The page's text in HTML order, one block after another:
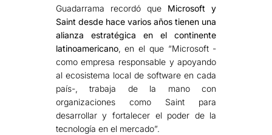
Guadarrama recordó que Microsoft y
Saint desde hace varios años tienen una
alianza estratégica en el continente
latinoamericano, en el que “Microsoft -
como empresa responsable y apoyando
al ecosistema local de software en cada
país-, trabaja de la mano con
organizaciones como Saint para
desarrollar y fortalecer el poder de la
tecnología en el mercado”.